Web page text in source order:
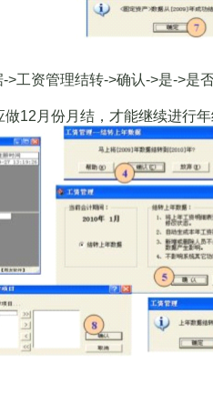
->工资管理结转->确认->是->是
做12 月份月结，才能继续进行